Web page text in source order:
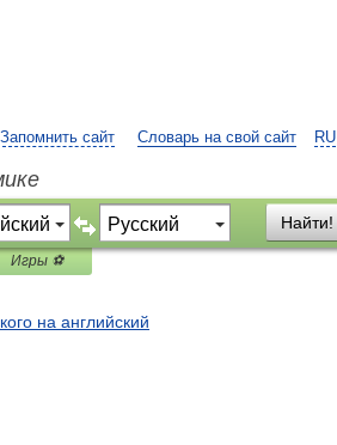
RU
Запомнить сайт Словарь на свой сайт
Найти!
Игры ⚽
на английский